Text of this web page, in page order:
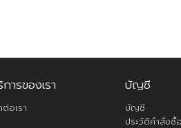
ารของเรา
อเรา
บัญชี
บัญชี
ประวัติคำสั่งซื้อ